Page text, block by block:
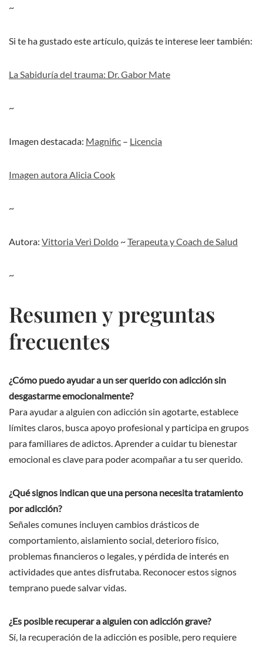
~
Si te ha gustado este artículo, quizás te interese leer también:
La Sabiduría del trauma: Dr. Gabor Mate
~
Imagen destacada: Magnific – Licencia
Imagen autora Alicia Cook
~
Autora: Vittoria Verì Doldo ~Terapeuta y Coach de Salud
~
Resumen y preguntas
frecuentes
¿Cómo puedo ayudar a un ser querido con adicción sin
desgastarme emocionalmente?
Para ayudar a alguien con adicción sin agotarte, establece
límites claros, busca apoyo profesional y participa en grupos
para familiares de adictos. Aprender a cuidar tu bienestar
emocional es clave para poder acompañar a tu ser querido.
¿Qué signos indican que una persona necesita tratamiento
por adicción?
Señales comunes incluyen cambios drásticos de
comportamiento, aislamiento social, deterioro físico,
problemas financieros o legales, y pérdida de interés en
actividades que antes disfrutaba. Reconocer estos signos
temprano puede salvar vidas.
¿Es posible recuperar a alguien con adicción grave?
Sí, la recuperación de la adicción es posible, pero requiere